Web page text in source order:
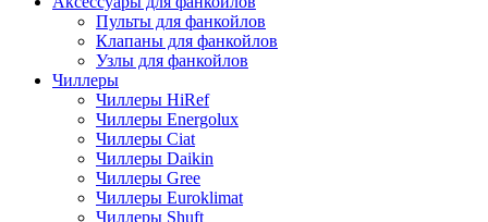
Пульты для фанкойлов
Клапаны для фанкойлов
Узлы для фанкойлов
Чиллеры
Чиллеры HiRef
Чиллеры Energolux
Чиллеры Ciat
Чиллеры Daikin
Чиллеры Gree
Чиллеры Euroklimat
Чиллеры Shuft